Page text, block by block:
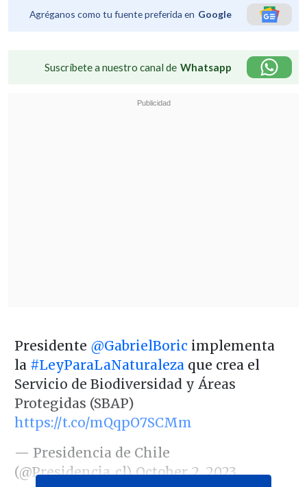
Agréganos como tu fuente preferida en Google
Suscríbete a nuestro canal de Whatsapp
Presidente @GabrielBoric implementa
la #LeyParaLaNaturalezaque crea el
Servicio de Biodiversidad y Áreas
Protegidas (SBAP)
https://t.co/mQqpO7SCMm
— Presidencia de Chile
(@Presidencia_cl)October 2, 2023